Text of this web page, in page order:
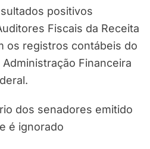
positivos
Fiscais da Receita
os registros contábeis do
Financeira
dos senadores emitido
é ignorado